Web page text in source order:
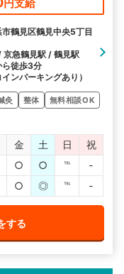
円支給
鶴見区鶴見中央5丁目
京急鶴見駅 / 鶴見駅
ら徒歩3分
ンパーキングあり）
灸 整体
無料相談OK
金 土 日
祝
○ ○ ℡
-
○ ◎ ℡ -
する